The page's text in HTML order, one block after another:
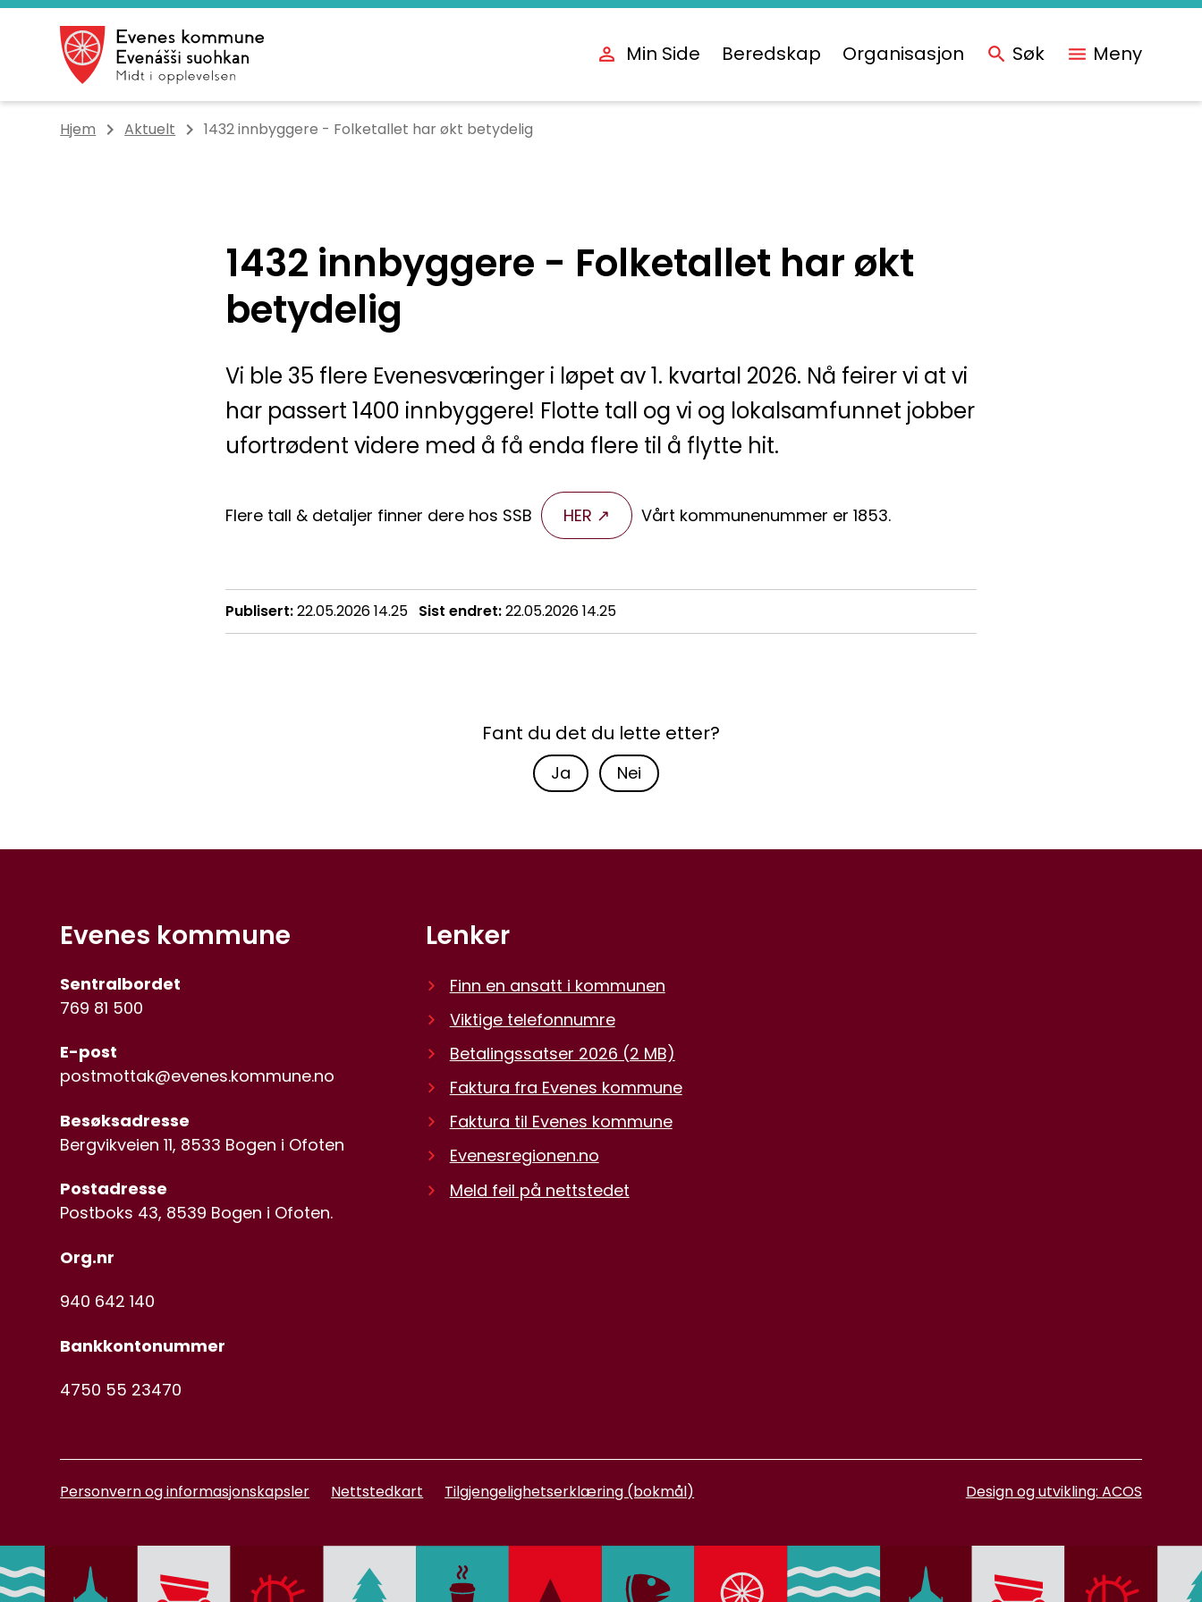
Evenes kommune
Min Side Beredskap Organisasjon Søk Meny
Du er her:
Hjem Aktuelt 1432 innbyggere - Folketallet har økt betydelig
1432 innbyggere - Folketallet har økt
betydelig
Vi ble 35 flere Evenesværinger i løpet av 1. kvartal 2026. Nå feirer vi at vi
har passert 1400 innbyggere! Flotte tall og vi og lokalsamfunnet jobber
ufortrødent videre med å få enda flere til å flytte hit.
Flere tall & detaljer finner dere hos SSB HER Vårt kommunenummer er 1853.
Publisert 22.05.2026 14.25 Sist endret 22.05.2026 14.25
Fant du det du lette etter?
Ja Nei
Evenes kommune
Sentralbordet
769 81 500
E-post
postmottak@evenes.kommune.no
Besøksadresse
Bergvikveien 11, 8533 Bogen i Ofoten
Postadresse
Postboks 43, 8539 Bogen i Ofoten.
Org.nr
940 642 140
Bankkontonummer
4750 55 23470
Lenker
Finn en ansatt i kommunen
Viktige telefonnumre
Betalingssatser 2026 (2 MB)
Faktura fra Evenes kommune
Faktura til Evenes kommune
Evenesregionen.no
Meld feil på nettstedet
Personvern og informasjonskapsler Design og utvikling: ACOS
Nettstedkart Tilgjengelighetserklæring (bokmål)